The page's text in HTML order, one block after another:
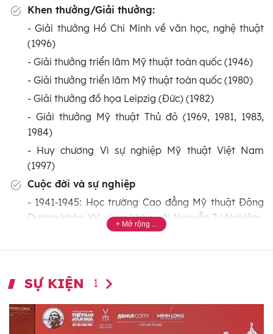
Khen thưởng/Giải thưởng:
- Giải thưởng Hồ Chí Minh về văn học, nghệ thuật
(1996)
- Giải thưởng triển lãm Mỹ thuật toàn quốc (1946)
- Giải thưởng triển lãm Mỹ thuật toàn quốc (1980)
- Giải thưởng đồ họa Leipzig (Đức) (1982)
- Giải thưởng Mỹ thuật Thủ đô (1969, 1981, 1983,
1984)
- Huy chương Vì sự nghiệp Mỹ thuật Việt Nam
(1997)
Cuộc đời và sự nghiệp
- 1941-1945: Học trường Cao đẳng Mỹ thuật Đông
Dương khóa XV, cùng khóa với Nguyễn Tư Nghiêm,
Tạ Thúc Bình, Huỳnh Văn Gấm v.v… Ông bắt đầu vẽ
phố và tham dự triển lãm Tokyo khi còn là học sinh
- 8/1945: Sau Cách mạng Tháng Tám, tham gia các
và vẽ chân dung Bác Hồ, được Người tặng chữ ký.
- 1946: Được trao Giải thưởng Văn hóa cứu quốc tại
SỰ KIỆN 1